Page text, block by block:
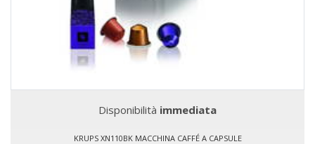
Disponibilità immediata
KRUPS XN110BK MACCHINA CAFFÉ A CAPSULE